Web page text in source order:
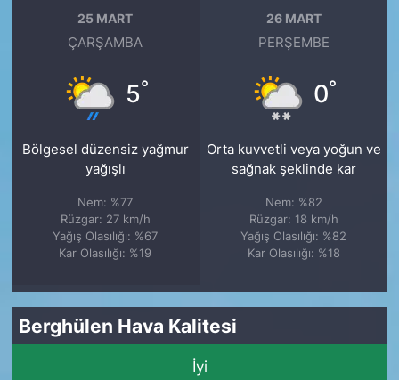
25 MART
ÇARŞAMBA
5°
Bölgesel düzensiz yağmur
yağışlı
Nem: %77
Rüzgar: 27 km/h
Yağış Olasılığı: %67
Kar Olasılığı: %19
26 MART
PERŞEMBE
0°
Orta kuvvetli veya yoğun ve
sağnak şeklinde kar
Nem: %82
Rüzgar: 18 km/h
Yağış Olasılığı: %82
Kar Olasılığı: %18
Berghülen Hava Kalitesi
İyi